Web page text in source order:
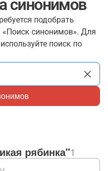
синонимов
подобрать
«Поиск синонимов». Для
поиск по
рябинка"1